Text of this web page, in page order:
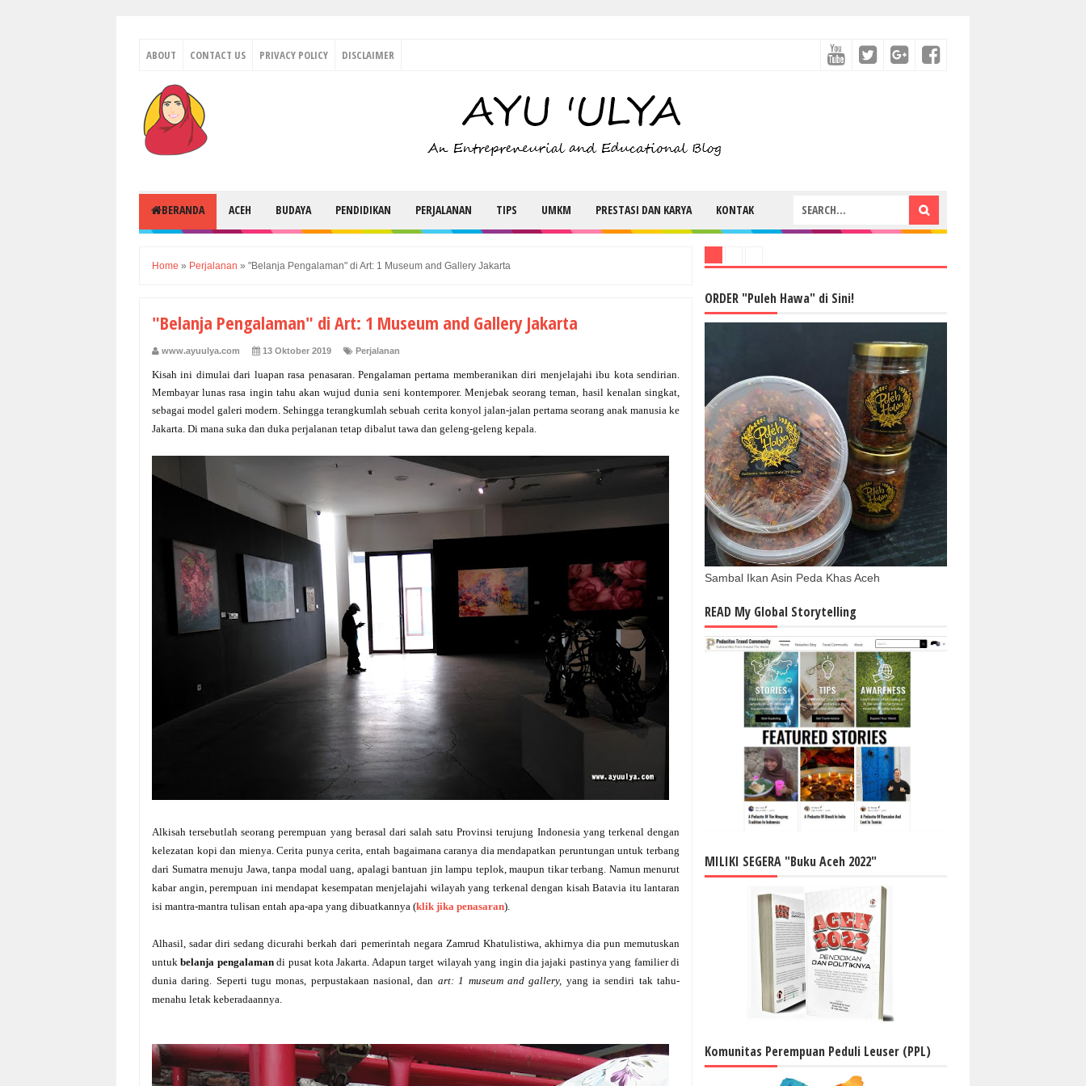
ABOUT CONTACT US PRIVACY POLICY DISCLAIMER
BERANDA ACEH BUDAYA PENDIDIKAN PERJALANAN TIPS UMKM PRESTASI DAN KARYA KONTAK
Home » Perjalanan » "Belanja Pengalaman" di Art: 1 Museum and Gallery Jakarta
"Belanja Pengalaman" di Art: 1 Museum and Gallery Jakarta
www.ayuulya.com 13 Oktober 2019 Perjalanan
Kisah ini dimulai dari luapan rasa penasaran. Pengalaman pertama memberanikan diri menjelajahi ibu kota sendirian.
Membayar lunas rasa ingin tahu akan wujud dunia seni kontemporer. Menjebak seorang teman, hasil kenalan singkat,
sebagai model galeri modern.Sehingga terangkumlah sebuah cerita konyol jalan-jalan pertama seorang anak manusia ke
Jakarta. Di mana suka dan duka perjalanan tetap dibalut tawa dan geleng-geleng kepala.
Alkisah tersebutlah seorang perempuan yang berasal dari salah satu Provinsi terujung Indonesia yang terkenal dengan
kelezatan kopi dan mienya. Cerita punya cerita, entah bagaimana caranya dia mendapatkan peruntungan untuk terbang
dari Sumatra menuju Jawa, tanpa modal uang, apalagi bantuan jin lampu teplok, maupun tikar terbang. Namun menurut
kabar angin, perempuan ini mendapat kesempatan menjelajahi wilayah yang terkenal dengan kisah Batavia itu lantaran
isi mantra-mantra tulisan entah apa-apa yang dibuatkannya (klik jika penasaran).
Alhasil, sadar diri sedang dicurahi berkah dari pemerintah negara Zamrud Khatulistiwa, akhirnya dia pun memutuskan
untukbelanja pengalamandi pusat kota Jakarta. Adapun target wilayah yang ingin dia jajaki pastinya yang familier di
dunia daring. Seperti tugu monas, perpustakaan nasional, dan art: 1 museum and gallery, yang ia sendiri tak tahu-
menahu letak keberadaannya.
ORDER "Puleh Hawa" di Sini!
Sambal Ikan Asin Peda Khas Aceh
READ My Global Storytelling
MILIKI SEGERA "Buku Aceh 2022"
Komunitas Perempuan Peduli Leuser (PPL)